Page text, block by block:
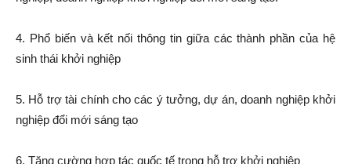
4. Phổ biến và kết nối thông tin giữa các thành phần của hệ
sinh thái khởi nghiệp
5. Hỗ trợ tài chính cho các ý tưởng, dự án, doanh nghiệp khởi
nghiệp đổi mới sáng tạo
6. Tăng cường hợp tác quốc tế trong hỗ trợ khởi nghiệp